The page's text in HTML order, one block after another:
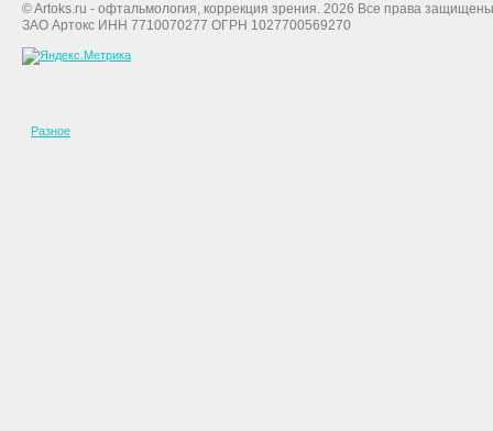
© Artoks.ru - офтальмология, коррекция зрения. 2026 Все права
ЗАО Артокс ИНН 7710070277 ОГРН 1027700569270
Разное